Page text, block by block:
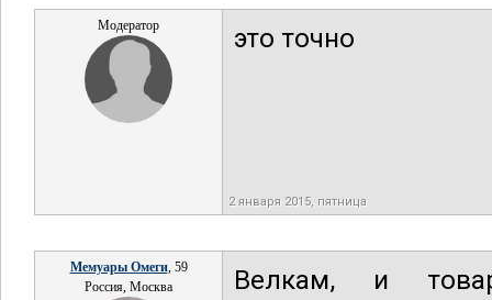
Модератор это точно
2 января 2015, пятница
Мемуары Омеги, 59
Россия, Москва
Велкам, и